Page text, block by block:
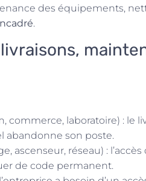
des équipements,
.
commerce, laboratoire) : le
abandonne son poste.
ascenseur, réseau) :
de code permanent.